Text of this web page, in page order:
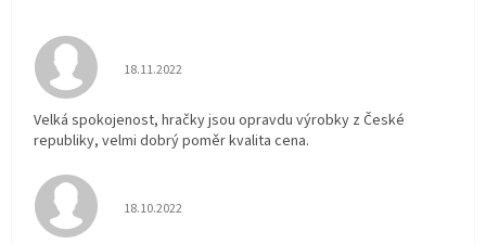
Hodnocení obchodu je 5 z 5 hvězdiček.
18.11.2022
Velká spokojenost, hračky jsou opravdu výrobky z České
republiky, velmi dobrý poměr kvalita cena.
Hodnocení obchodu je 5 z 5 hvězdiček.
18.10.2022